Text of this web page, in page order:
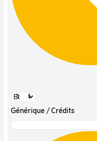
Générique / Crédits